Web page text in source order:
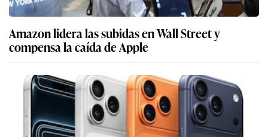
Amazon lidera las subidas en Wall Street y
compensa la caída de Apple